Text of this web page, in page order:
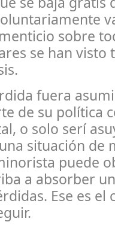
sobre
se han
fuera
de su política
o solo serí
situación de
puede
a absorber
Ese es